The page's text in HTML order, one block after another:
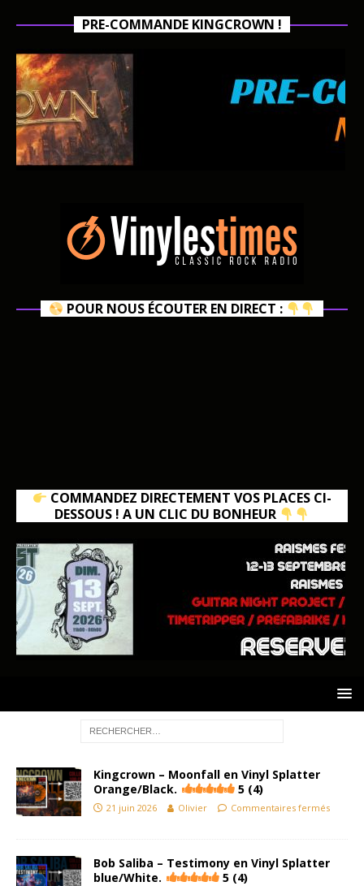
PRE-COMMANDE KINGCROWN !
POUR NOUS ÉCOUTER EN DIRECT :
COMMANDEZ DIRECTEMENT VOS PLACES CI-
DESSOUS ! A UN CLIC DU BONHEUR
Kingcrown – Moonfall en Vinyl Splatter
Orange/Black.
5 (4)
21 juin 2026 Olivier Commentaires fermés
Bob Saliba – Testimony en Vinyl Splatter
blue/White.
5 (4)